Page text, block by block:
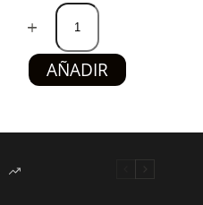
Coditos
Macarrones
PortoBello
Premium
100%
Duro
AÑADIR